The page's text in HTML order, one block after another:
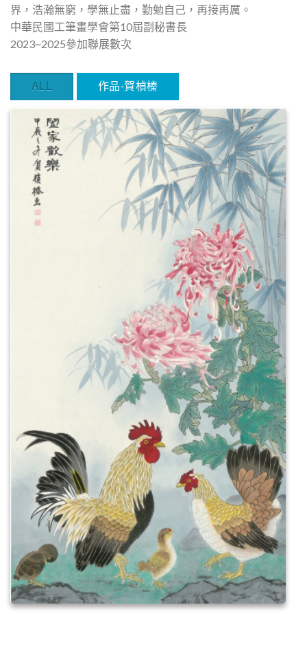
界，浩瀚無窮，學無止盡，勤勉自己，再接再厲。
中華民國工筆畫學會第10屆副秘書長
2023~2025參加聯展數次
ALL 作品-賀楨榛